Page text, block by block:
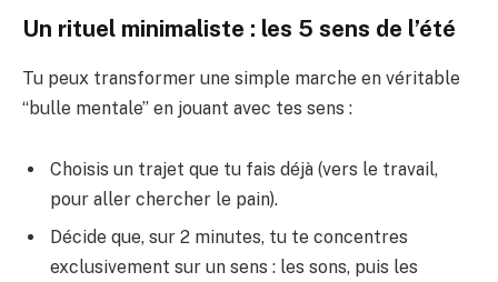
Un rituel minimaliste : les 5 sens de l’été
Tu peux transformer une simple marche en véritable
“bulle mentale” en jouant avec tes sens :
Choisis un trajet que tu fais déjà (vers le travail,
pour aller chercher le pain).
Décide que, sur 2 minutes, tu te concentres
exclusivement sur un sens : les sons, puis les